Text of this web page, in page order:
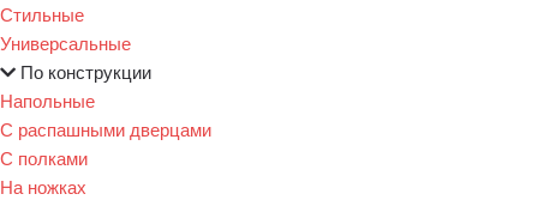
Стильные
Универсальные
По конструкции
Напольные
С распашными дверцами
С полками
На ножках